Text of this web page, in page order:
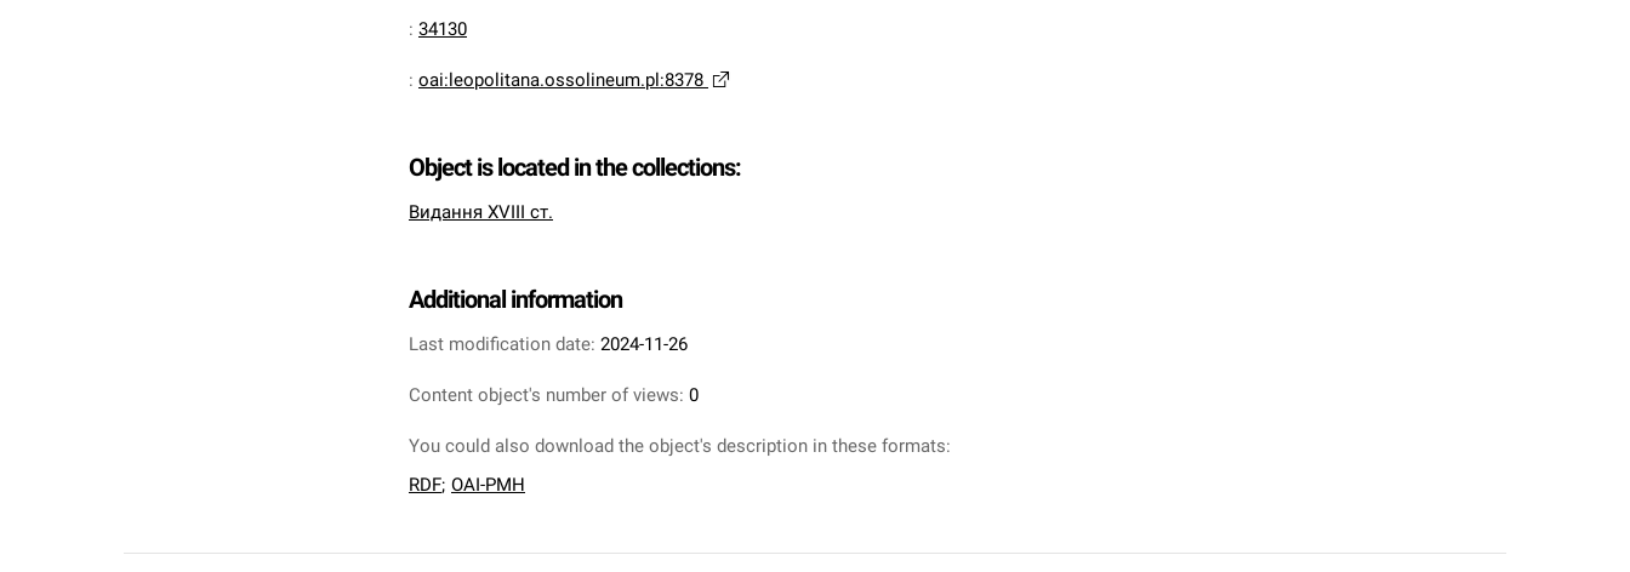
: 34130
: oai:leopolitana.ossolineum.pl:8378
Object is located in the collections:
Видання XVIII ст.
Additional information
Last modification date: 2024-11-26
Content object's number of views: 0
You could also download the object's description in these formats:
RDF; OAI-PMH